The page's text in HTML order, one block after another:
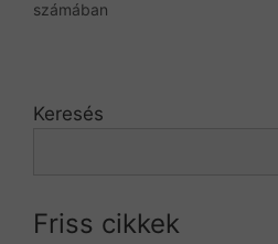
számában
Keresés
Friss cikkek